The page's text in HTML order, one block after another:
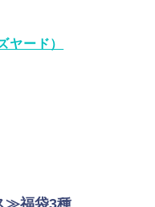
ヤード）